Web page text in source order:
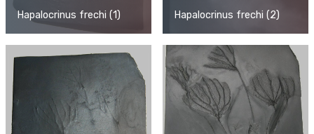
Hapalocrinus frechi (1) Hapalocrinus frechi (2)